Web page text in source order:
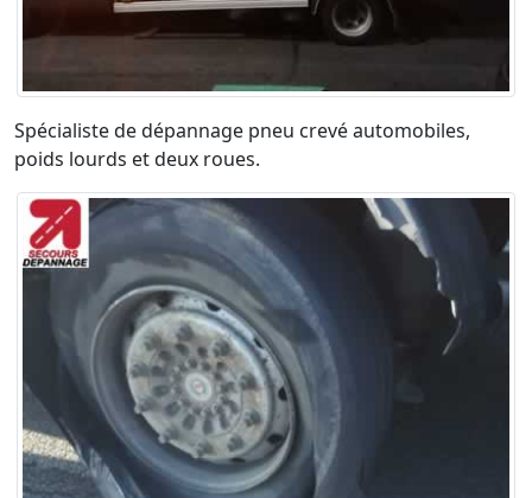
Spécialiste de dépannage pneu crevé automobiles,
poids lourds et deux roues.